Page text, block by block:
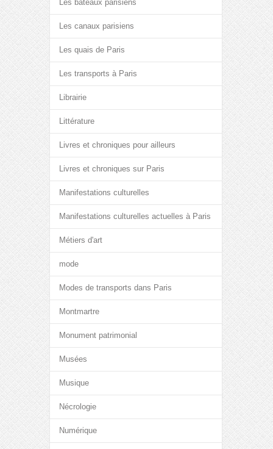
Les bateaux parisiens
Les canaux parisiens
Les quais de Paris
Les transports à Paris
Librairie
Littérature
Livres et chroniques pour ailleurs
Livres et chroniques sur Paris
Manifestations culturelles
Manifestations culturelles actuelles à Paris
Métiers d'art
mode
Modes de transports dans Paris
Montmartre
Monument patrimonial
Musées
Musique
Nécrologie
Numérique